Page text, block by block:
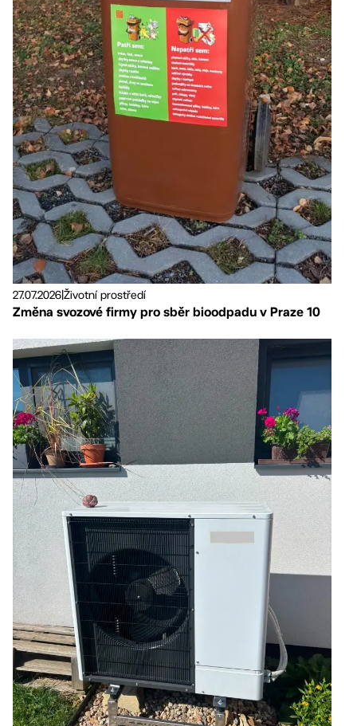
27.07.2026Životní prostředí
Změna svozové firmy pro sběr bioodpadu v Praze 10